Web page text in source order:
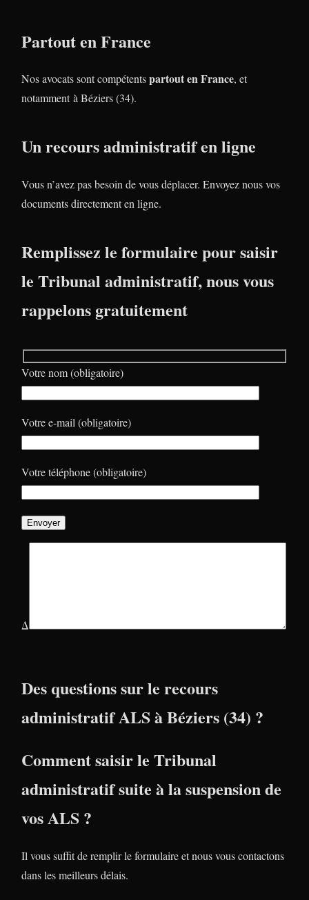
Partout en France
Nos avocats sont compétentspartout en France, et
notamment à Béziers (34).
Un recours administratif en ligne
Vous n’avez pas besoin de vous déplacer. Envoyez nous vos
documents directement en ligne.
Remplissez le formulaire pour saisir
le Tribunal administratif, nous vous
rappelons gratuitement
Votre nom (obligatoire)
Votre e-mail (obligatoire)
Votre téléphone (obligatoire)
Δ
Des questions sur le recours
administratif ALS à Béziers (34) ?
Comment saisir le Tribunal
administratif suite à la suspension de
vos ALS ?
Il vous suffit de remplir le formulaire et nous vous contactons
dans les meilleurs délais.